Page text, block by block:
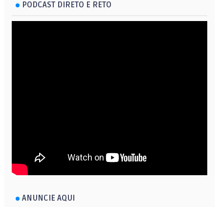
PODCAST DIRETO E RETO
ANUNCIE AQUI